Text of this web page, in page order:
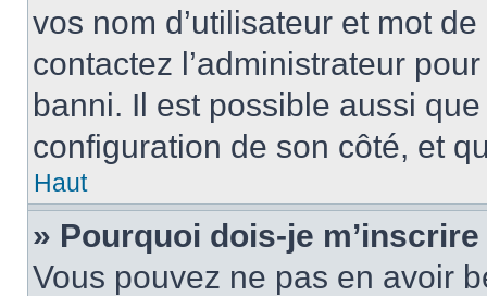
vos nom d’utilisateur et mot
contactez l’administrateur
banni. Il est possible aussi
configuration de son côté, et
Haut
» Pourquoi dois-je
Vous pouvez ne pas en avoir